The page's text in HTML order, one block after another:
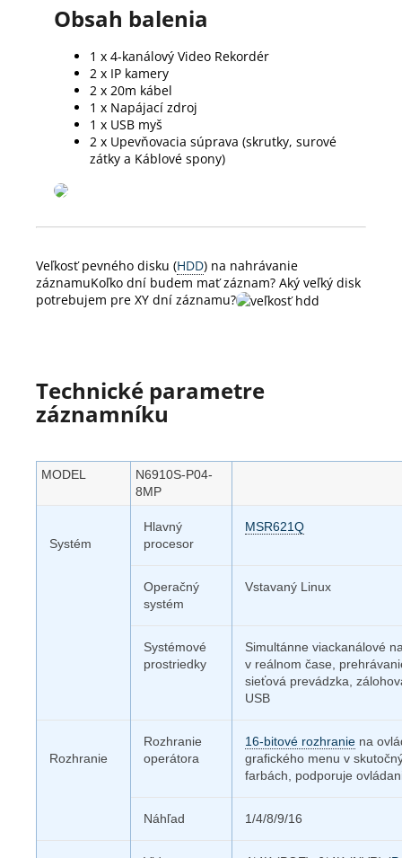
Obsah balenia
1 x 4-kanálový Video Rekordér
2 x IP kamery
2 x 20m kábel
1 x Napájací zdroj
1 x USB myš
2 x Upevňovacia súprava (skrutky, surové
zátky a Káblové spony)
Veľkosť pevného disku (HDD) na nahrávanie
záznamuKoľko dní budem mať záznam? Aký veľký disk
potrebujem pre XY dní záznamu?
Technické parametre
záznamníku
MODEL
N6910S-P04-
8MP
Systém
Hlavný
procesor
MSR621Q
Operačný
systém
Vstavaný Linux
Systémové
prostriedky
Simultánne viackanálové
v reálnom čase,
sieťová prevádzka,
USB
Rozhranie
Rozhranie
operátora
16-bitové rozhranie na
grafického menu v
farbách, podporuje
Náhľad 1/4/8/9/16